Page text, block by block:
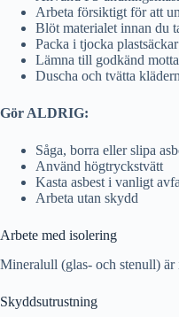
Arbeta försiktigt för att
Blöt materialet innan du
Packa i tjocka
Lämna till godkänd
Duscha och tvätta
Gör ALDRIG:
Såga, borra eller slipa
Använd högtryckstvätt
Kasta asbest i vanligt
Arbeta utan skydd
Arbete med isolering
Mineralull (glas- och stenull) är
Skyddsutrustning